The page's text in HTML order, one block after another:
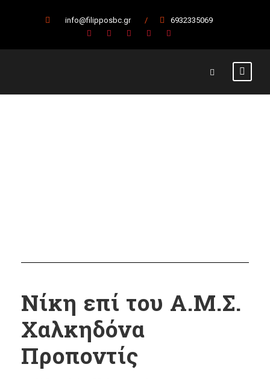
info@filipposbc.gr / 6932335069
Νίκη επί του Α.Μ.Σ.
Χαλκηδόνα
Προποντίς